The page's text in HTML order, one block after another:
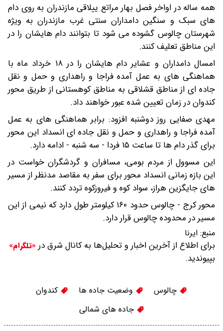
همه ساله در اواخر فصل بهار مراتع ییلاقی مازندران به روی دام
های سبک و سنگین دامداران سنتی غرب مازندران به ویژه
شهرستان چالوس گشوده می شود تا بتوانند دام هایشان را در
این مناطق تعلیف کنند.
امسال دامداران و عشایر دام هایشان را در ۱۸ خرداد ماه با
هماهنگی های به عمل آمده فراجا و راهداری و حمل و نقل
جاده ای از مناطق قشلاقی به مناطق کوهستانی از طریق محور
کندوان در زمان تعیین شده عبور خواهند داد.
مهدی صفایی روز دوشنبه افزود: برابر هماهنگی های به عمل
آمده فراجا و راهداری و حمل و نقل جاده ای انسداد این محور
برای گذر دام ها تا ساعت ۱۵ فردا - سه شنبه - ادامه دارد.
این مسوول از مردم بومی، مسافران و گردشگران خواست در
این بازه زمانی انسداد محور برای سفر به مقاصد مدنظر از مسیر
های جایگزین هراز، سواد کوه و فیروزکوه تردد کنند.
محور کرج - چالوس حدود ۱۶۰ کیلومتر طول دارد که نیمی از این
مسیر در محدوده چالوس قرار دارد.
منبع: ایرنا
برای اطلاع از آخرین اخبار و تحلیل‌ها به کانال شرق در «تلگرام»
بپیوندید.
چالوس وضعیت جاده ها
کندوان
جاده های شمالی